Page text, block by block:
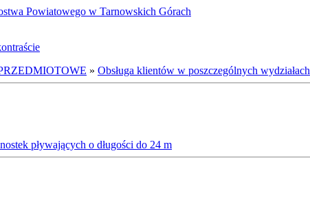
Powiatowego w Tarnowskich Górach
» Obsługa klientów w poszczególnych wydziałach
pływających o długości do 24 m